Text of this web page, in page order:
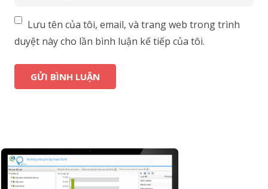
Lưu tên của tôi, email, và trang web trong trình
duyệt này cho lần bình luận kế tiếp của tôi.